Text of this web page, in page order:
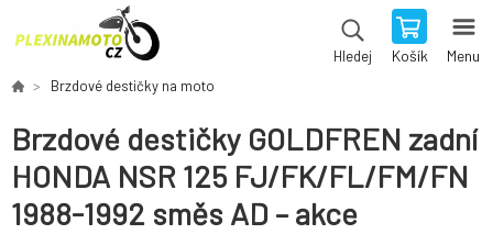
Hledej Košík Menu
Brzdové destičky na moto
Brzdové destičky GOLDFREN zadní
HONDA NSR 125 FJ/FK/FL/FM/FN
1988-1992 směs AD – akce